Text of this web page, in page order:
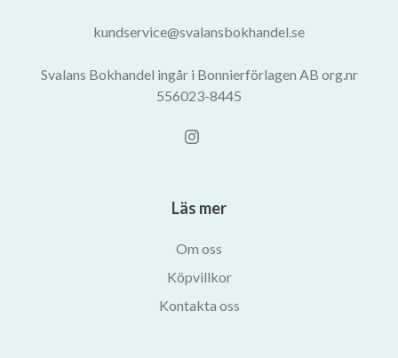
kundservice@svalansbokhandel.se
Svalans Bokhandel ingår i Bonnierförlagen AB org.nr
556023-8445
Läs mer
Om oss
Köpvillkor
Kontakta oss